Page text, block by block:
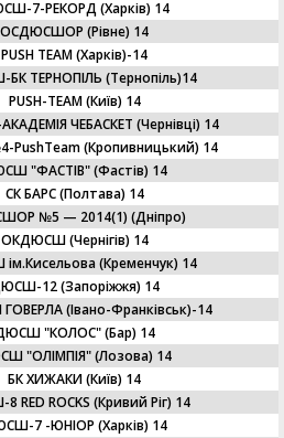
7-РЕКОРД (Харків) 14
ОСДЮСШОР (Рівне) 14
PUSH TEAM (Харків)-14
ТЕРНОПІЛЬ (Тернопіль)14
PUSH-TEAM (Київ) 14
ЧЕБАСКЕТ (Чернівці) 14
(Кропивницький) 14
"ФАСТІВ" (Фастів) 14
СК БАРС (Полтава) 14
№5 — 2014(1) (Дніпро)
ОКДЮСШ (Чернігів) 14
(Кременчук) 14
12 (Запоріжжя) 14
(Івано-Франківськ)-14
"КОЛОС" (Бар) 14
"ОЛІМПІЯ" (Лозова) 14
БК ХИЖАКИ (Київ) 14
RED ROCKS (Кривий Ріг) 14
7 -ЮНІОР (Харків) 14